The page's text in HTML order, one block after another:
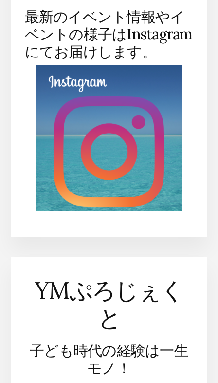
最新のイベント情報やイ
ベントの様子はInstagram
にてお届けします。
YMぷろじぇく
と
子ども時代の経験は一生
モノ！